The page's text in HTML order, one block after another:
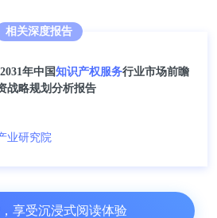
的波形设计
的激光雷达相关的专利为“具
相关深度报告
年中国知识产权服务行业市场前瞻
战略规划分析报告
业研究院
享受沉浸式阅读体验